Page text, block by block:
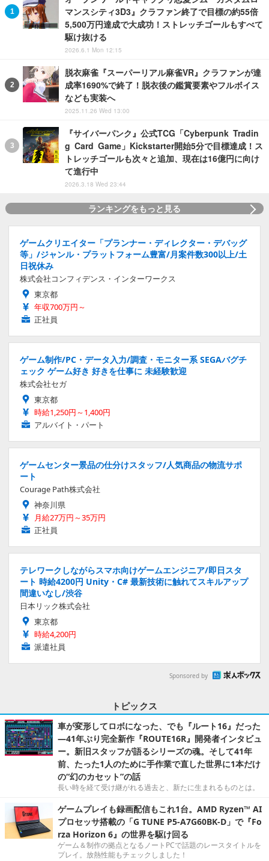
マンスシティ3D3』クラファン終了で目標の約55倍
5,500万円達成で大成功！ストレッチゴールもすべて
駆け抜ける
2026.6.1 Mon 12:15
脱衣麻雀『スーパーリアル麻雀VR』クラファンが達
成率1690%で終了！脱衣後の鑑賞要素やフルボイス
なども実装へ
2025.11.26 Wed 13:00
『サイバーパンク』公式TCG「Cyberpunk Tradin
g Card Game」Kickstarter開始5分で目標達成！ス
トレッチゴールも次々と追加、現在は16億円に向け
て進行中
2026.3.18 Wed 23:44
ランキングをもっと見る
ゲームクリエイター「プランナー・ディレクター・デバッグ
等」/ジャンル・プラットフォーム豊富/月案件数300以上/土
日祝休み
株式会社コンフィデンス・インターワークス
東京都
年収700万円～
正社員
ゲーム制作/PC・データ入力/調査・モニター系 SEGAバグチ
ェック ゲーム好き 好きを仕事に 未経験歓迎
株式会社セガ
東京都
時給1,250円～1,400円
アルバイト・パート
ゲームセンター景品の仕分けスタッフ/人気商品の物流サポ
ート
Courage Path株式会社
神奈川県
月給27万円～35万円
正社員
テレワークしながらスマホ向けゲームエンジニア/即日スタ
ート 時給4200円 Unity・C# 最新技術に触れてスキルアップ
間違いなし/渋谷
日本リック株式会社
東京都
時給4,200円
派遣社員
Sponsored by
トピックス
車が変形してロボになった、でも『ルート16』だった
―41年ぶり完全新作『ROUTE16R』開発者インタビュ
ー。新旧スタッフが語るシリーズの魂。そして41年
前、たった1人のために手作業で直した世界に1本だけ
の“幻のカセット”の話
長い時を経て受け継がれる過去と、新たに生まれるものとは。
ゲームプレイも録画配信もこれ1台。AMD Ryzen™ AI
プロセッサ搭載の「G TUNE P5-A7G60BK-D」で『Fo
rza Horizon 6』の世界を駆け回る
ゲーム＆制作の拠点となるノートPCで話題のレースタイトルを
プレイ。放熱性能もチェックしました！